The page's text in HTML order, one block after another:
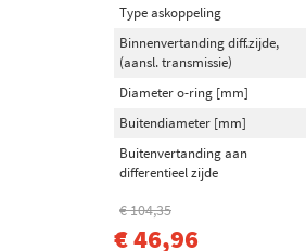
Type askoppeling
Binnenvertanding diff.zijde,
(aansl. transmissie)
Diameter o-ring [mm]
Buitendiameter [mm]
Buitenvertanding aan
differentieel zijde
€ 104,35
€ 46,96